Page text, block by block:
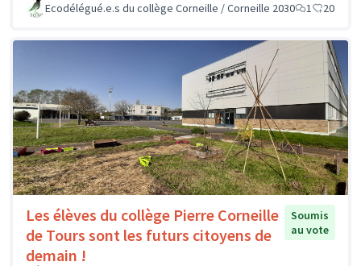
Ecodélégué.e.s du collège Corneille / Corneille 2030 1 20
Les élèves du collège Pierre Corneille
de Tours sont les futurs citoyens de
demain !
Soumis
au vote